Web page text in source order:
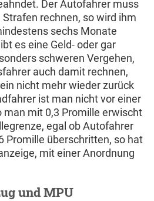
Der Autofahrer muss
rechnen, so wird ihm
sechs Monate
es eine Geld- oder gar
schweren Vergehen,
auch damit rechnen,
nicht mehr wieder zurück
ist man nicht vor einer
mit 0,3 Promille erwischt
egal ob Autofahrer
Promille überschritten, so hat
mit einer Anordnung
und MPU